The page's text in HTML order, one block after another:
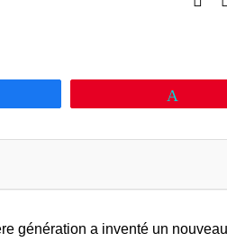
génération a inventé un